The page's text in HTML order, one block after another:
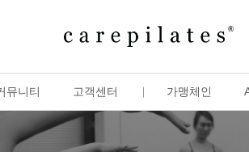
뮤니티 고객센터 가맹체인